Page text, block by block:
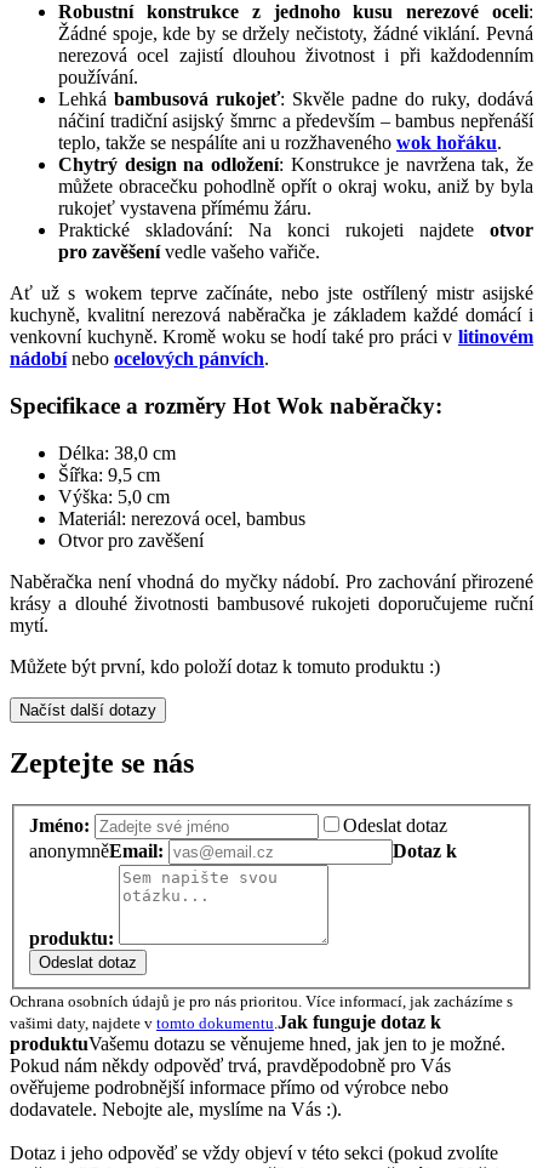
Robustní konstrukce z jednoho kusu nerezové oceli:
Žádné spoje, kde by se držely nečistoty, žádné viklání. Pevná
nerezová ocel zajistí dlouhou životnost i při každodenním
používání.
Lehká bambusová rukojeť: Skvěle padne do ruky, dodává
náčiní tradiční asijský šmrnc a především – bambus nepřenáší
teplo, takže se nespálíte ani u rozžhaveného wok hořáku.
Chytrý design na odložení: Konstrukce je navržena tak, že
můžete obracečku pohodlně opřít o okraj woku, aniž by byla
rukojeť vystavena přímému žáru.
Praktické skladování: Na konci rukojeti najdete otvor
pro zavěšenívedle vašeho vařiče.
Ať už s wokem teprve začínáte, nebo jste ostřílený mistr asijské
kuchyně, kvalitní nerezová naběračka je základem každé domácí i
venkovní kuchyně. Kromě woku se hodí také pro práci v litinovém
nádobínebo ocelových pánvích.
Specifikace a rozměry Hot Wok naběračky:
Délka: 38,0 cm
Šířka: 9,5 cm
Výška: 5,0 cm
Materiál: nerezová ocel, bambus
Otvor pro zavěšení
Naběračka není vhodná do myčky nádobí. Pro zachování přirozené
krásy a dlouhé životnosti bambusové rukojeti doporučujeme ruční
mytí.
Můžete být první, kdo položí dotaz k tomuto produktu :)
Načíst další dotazy
Zeptejte se nás
Jméno:
Odeslat dotaz
anonymněEmail: Dotaz k
produktu:
Odeslat dotaz
Ochrana osobních údajů je pro nás prioritou. Více informací, jak zacházíme s
vašimi daty, najdete v tomto dokumentu.Jak funguje dotaz k
produktuVašemu dotazu se věnujeme hned, jak jen to je možné.
Pokud nám někdy odpověď trvá, pravděpodobně pro Vás
ověřujeme podrobnější informace přímo od výrobce nebo
dodavatele. Nebojte ale, myslíme na Vás :).
Dotaz i jeho odpověď se vždy objeví v této sekci (pokud zvolíte